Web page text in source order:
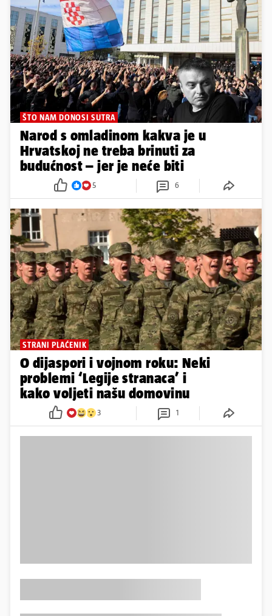
ŠTO NAM DONOSI SUTRA
Narod s omladinom kakva je u
Hrvatskoj ne treba brinuti za
budućnost – jer je neće biti
5 6
STRANI PLAĆENIK
O dijaspori i vojnom roku: Neki
problemi ‘Legije stranaca’ i
kako voljeti našu domovinu
3 1